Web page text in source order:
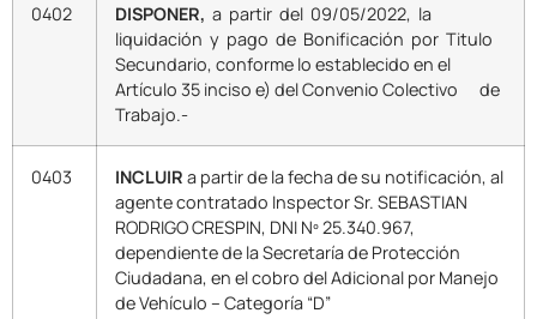
0402 DISPONER, a partir del 09/05/2022, la
liquidación y pago de Bonificación por Titulo
Secundario, conforme lo establecido en el
Artículo 35 inciso e) del Convenio Colectivo de
Trabajo.-
0403 INCLUIR a partir de la fecha de su notificación, al
agente contratado Inspector Sr. SEBASTIAN
RODRIGO CRESPIN, DNI Nº 25.340.967,
dependiente de la Secretaría de Protección
Ciudadana, en el cobro del Adicional por Manejo
de Vehículo – Categoría “D”